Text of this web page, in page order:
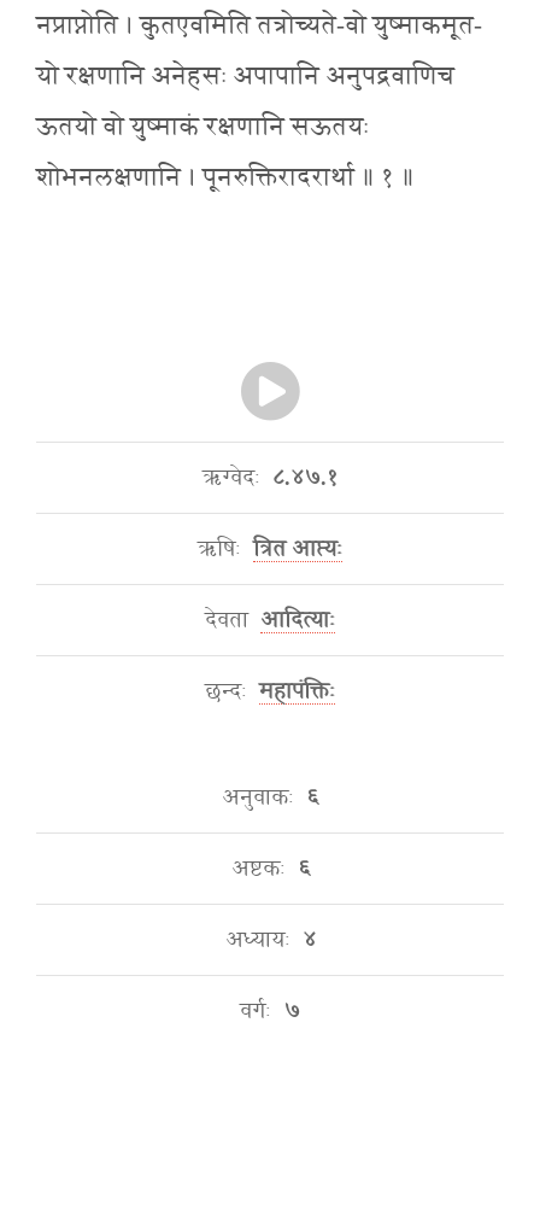
नप्राप्नोति । कुतएवमिति तत्रोच्यते-वो युष्माकमूत-
यो रक्षणानि अनेहसः अपापानि अनुपद्रवाणिच
ऊतयो वो युष्माकं रक्षणानि सऊतयः
शोभनलक्षणानि । पूनरुक्तिरादरार्था ॥ १ ॥
ऋग्वेदः ८.४७.१
ऋषिः त्रित आप्त्यः
देवता आदित्याः
छन्दः महापंक्तिः
अनुवाकः ६
अष्टकः ६
अध्यायः ४
वर्गः ७